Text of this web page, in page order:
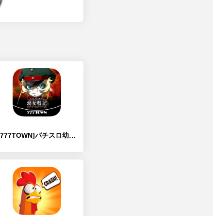
[777TOWN]パチスロ幼女戦記 - [MOD Много монет]